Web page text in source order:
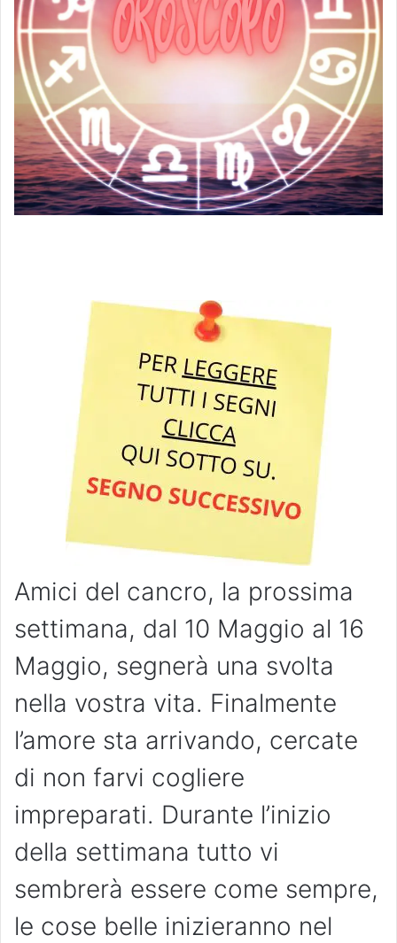
Amici del cancro, la prossima
settimana, dal 10 Maggio al 16
Maggio, segnerà una svolta
nella vostra vita. Finalmente
l’amore sta arrivando, cercate
di non farvi cogliere
impreparati. Durante l’inizio
della settimana tutto vi
sembrerà essere come sempre,
le cose belle inizieranno nel